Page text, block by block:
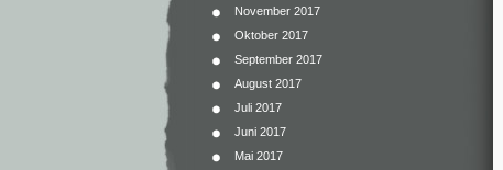
November 2017
Oktober 2017
September 2017
August 2017
Juli 2017
Juni 2017
Mai 2017